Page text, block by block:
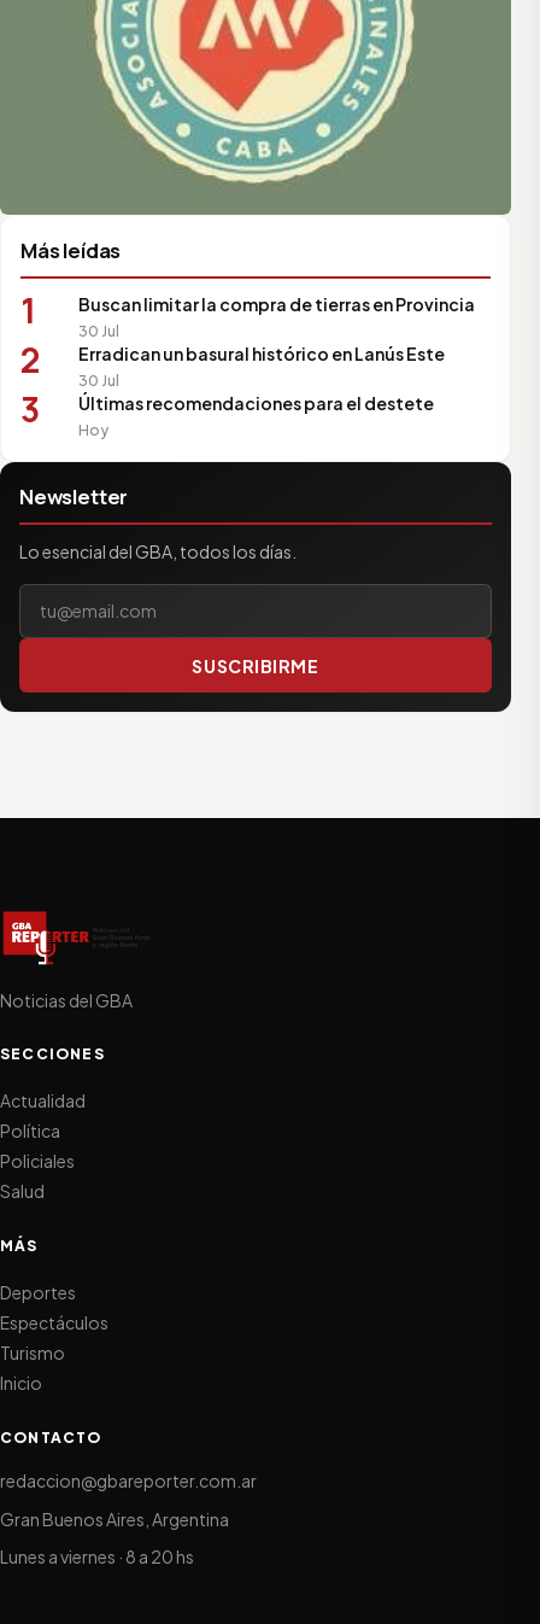
Más leídas
1 Buscan limitar la compra de tierras en Provincia
30 Jul
2 Erradican un basural histórico en Lanús Este
30 Jul
3 Últimas recomendaciones para el destete
Hoy
Newsletter
Lo esencial del GBA, todos los días.
Tu correo electrónico
SUSCRIBIRME
Noticias del GBA
SECCIONES
Actualidad
Política
Policiales
Salud
MÁS
Deportes
Espectáculos
Turismo
Inicio
CONTACTO
redaccion@gbareporter.com.ar
Gran Buenos Aires, Argentina
Lunes a viernes · 8 a 20 hs